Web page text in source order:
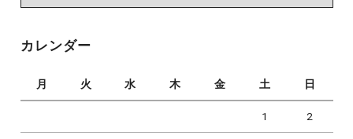
ー
カレンダー
月 火 水 木 金 土 日
1 2